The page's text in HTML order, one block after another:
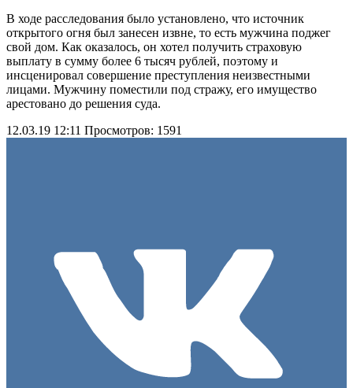
В ходе расследования было установлено, что источник
открытого огня был занесен извне, то есть мужчина поджег
свой дом. Как оказалось, он хотел получить страховую
выплату в сумму более 6 тысяч рублей, поэтому и
инсценировал совершение преступления неизвестными
лицами. Мужчину поместили под стражу, его имущество
арестовано до решения суда.
12.03.19 12:11 Просмотров: 1591